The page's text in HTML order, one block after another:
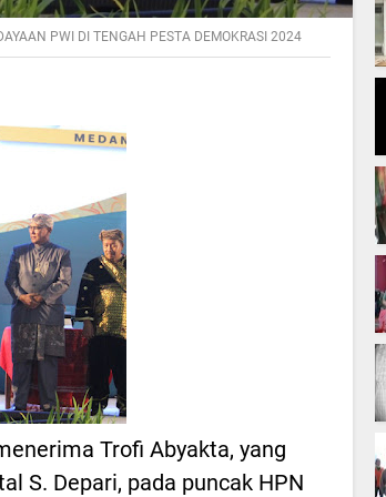
PWI DI TENGAH PESTA DEMOKRASI 2024
Trofi Abyakta, yang
S. Depari, pada puncak HPN